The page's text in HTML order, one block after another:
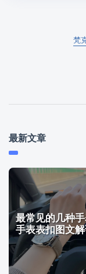
梵
最新文章
最常见的几种
手表表扣图文